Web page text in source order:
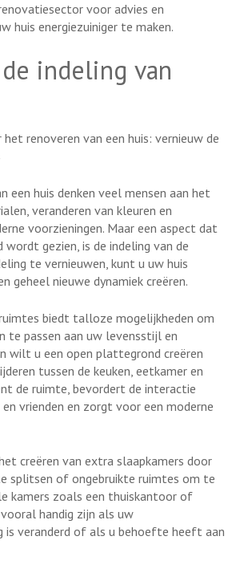
voor advies en
huis energiezuiniger te maken.
indeling van
renoveren van een huis: vernieuw de
een huis denken veel mensen aan het
veranderen van kleuren en
voorzieningen. Maar een aspect dat
gezien, is de indeling van de
te vernieuwen, kunt u uw huis
geheel nieuwe dynamiek creëren.
biedt talloze mogelijkheden om
te passen aan uw levensstijl en
wilt u een open plattegrond creëren
tussen de keuken, eetkamer en
de ruimte, bevordert de interactie
vrienden en zorgt voor een moderne
creëren van extra slaapkamers door
splitsen of ongebruikte ruimtes om te
kamers zoals een thuiskantoor of
handig zijn als uw
is veranderd of als u behoefte heeft aan